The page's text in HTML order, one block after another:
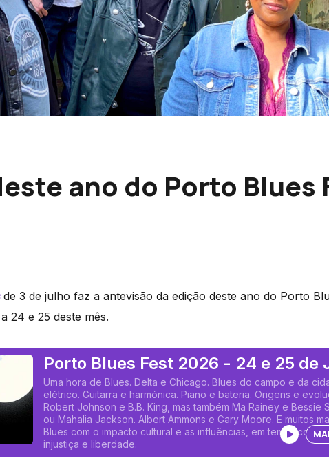
ano do Porto Blues
de 3 de julho faz a antevisão da edição deste ano do Porto
24 e 25 deste mês.
Porto Blues Fest 2026 - 24 e 25 de
Uma hora de Blues. Delta e Chicago. Blues do campo e da
elétrico. Guitarra e harmónica. Piano e bateria. Origens e
Robert Johnson e B.B. King, mas também Ma Rainey e Bessie
ou Mahalia Jackson. Albert Ammons e Gary Moore. E muitos
Blues com o impacto cultural e as influências, em temas como
injustiça e liberdade.